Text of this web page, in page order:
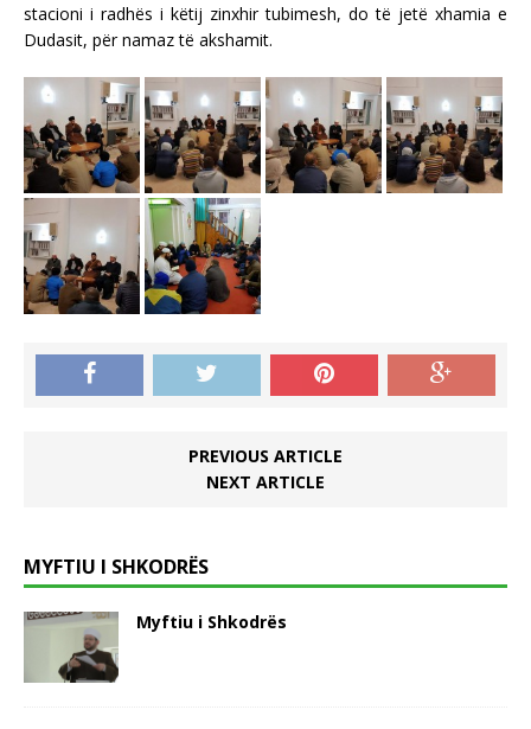
stacioni i radhës i këtij zinxhir tubimesh, do të jetë xhamia e
Dudasit, për namaz të akshamit.
PREVIOUS ARTICLE
NEXT ARTICLE
MYFTIU I SHKODRËS
Myftiu i Shkodrës